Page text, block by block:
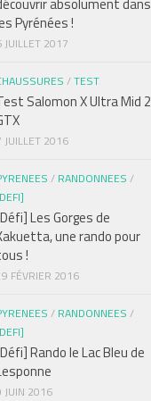
Pyrénées !
JUILLET 2017
/TEST
Salomon X Ultra Mid 2
JUILLET 2016
/ RANDONNEES /
Les Gorges de
une rando pour
!
FÉVRIER 2016
/ RANDONNEES /
Rando le Lac Bleu de
JUIN 2016